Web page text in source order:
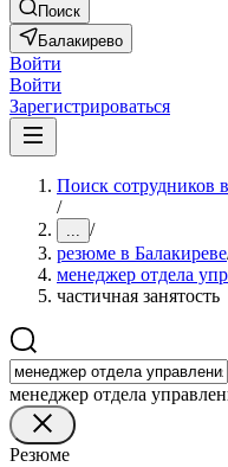
Поиск
Балакирево
Войти
Войти
Зарегистрироваться
Поиск сотрудников
/
... /
резюме в Балакиреве
менеджер отдела
частичная занятость
менеджер отдела
Резюме